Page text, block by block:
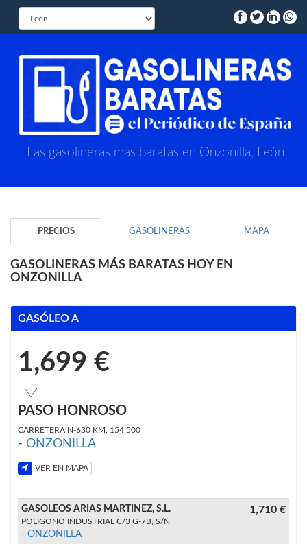
Las gasolineras más baratas en Onzonilla, León
PRECIOS GASOLINERAS MAPA
GASOLINERAS MÁS BARATAS HOY EN
ONZONILLA
GASÓLEO A
1,699 €
PASO HONROSO
CARRETERA N-630 KM. 154,500
- ONZONILLA
VER EN MAPA
GASOLEOS ARIAS MARTINEZ, S.L.
POLIGONO INDUSTRIAL C/3 G-7B, S/N
- ONZONILLA
1,710 €